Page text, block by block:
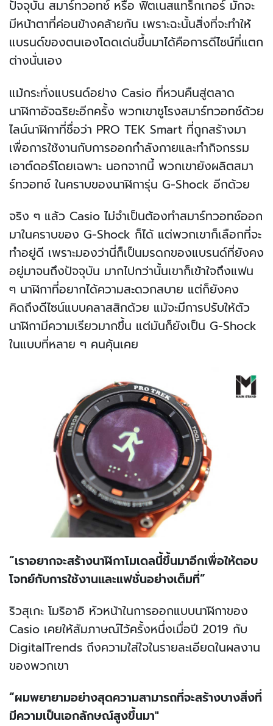
ปัจจุบัน สมาร์ทวอทช์ หรือ ฟิตเนสแทร็กเกอร์ มักจะ
มีหน้าตาที่ค่อนข้างคล้ายกัน เพราะฉะนั้นสิ่งที่จะทำให้
แบรนด์ของตนเองโดดเด่นขึ้นมาได้คือการดีไซน์ที่แตก
ต่างนั่นเอง
แม้กระทั่งแบรนด์อย่าง Casio ที่หวนคืนสู่ตลาด
นาฬิกาอัจฉริยะอีกครั้ง พวกเขาชูโรงสมาร์ทวอทช์ด้วย
ไลน์นาฬิกาที่ชื่อว่า PRO TEK Smart ที่ถูกสร้างมา
เพื่อการใช้งานกับการออกกำลังกายและทำกิจกรรม
เอาต์ดอร์โดยเฉพาะ นอกจากนี้ พวกเขายังผลิตสมา
ร์ทวอทช์ ในคราบของนาฬิการุ่น G-Shock อีกด้วย
จริง ๆ แล้ว Casio ไม่จำเป็นต้องทำสมาร์ทวอทช์ออก
มาในคราบของ G-Shock ก็ได้ แต่พวกเขาก็เลือกที่จะ
ทำอยู่ดี เพราะมองว่านี่ก็เป็นมรดกของแบรนด์ที่ยังคง
อยู่มาจนถึงปัจจุบัน มากไปกว่านั้นเขาก็เข้าใจถึงแฟน
ๆ นาฬิกาที่อยากได้ความสะดวกสบาย แต่ก็ยังคง
คิดถึงดีไซน์แบบคลาสสิกด้วย แม้จะมีการปรับให้ตัว
นาฬิกามีความเรียวมากขึ้น แต่มันก็ยังเป็น G-Shock
ในแบบที่หลาย ๆ คนคุ้นเคย
“เราอยากจะสร้างนาฬิกาโมเดลนี้ขึ้นมาอีกเพื่อให้ตอบ
โจทย์กับการใช้งานและแฟชั่นอย่างเต็มที่”
ริวสุเกะ โมริอาอิ หัวหน้าในการออกแบบนาฬิกาของ
Casio เคยให้สัมภาษณ์ไว้ครั้งหนึ่งเมื่อปี 2019 กับ
DigitalTrends ถึงความใส่ใจในรายละเอียดในผลงาน
ของพวกเขา
“ผมพยายามอย่างสุดความสามารถที่จะสร้างบางสิ่งที่
มีความเป็นเอกลักษณ์สูงขึ้นมา"